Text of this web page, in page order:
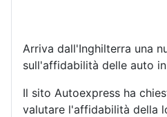
Arriva dall'Inghilterra una
sull'affidabilità delle auto
Il sito Autoexpress ha
valutare l'affidabilità della